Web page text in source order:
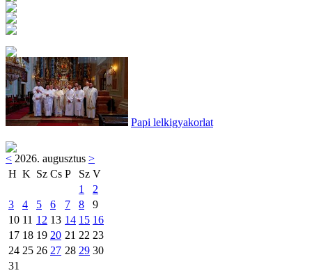
Papi lelkigyakorlat
< 2026. augusztus >
H K Sz Cs P Sz V
1
2
3
4 5 6 7 8
9
10 11 12 13 14 15 16
17 18 19 20 21 22 23
24 25 26 27 28 29 30
31